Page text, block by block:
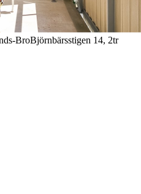
BroBjörnbärsstigen 14, 2tr